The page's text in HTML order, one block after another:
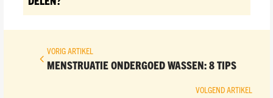
VORIG ARTIKEL
MENSTRUATIE ONDERGOED WASSEN: 8 TIPS
VOLGEND ARTIKEL